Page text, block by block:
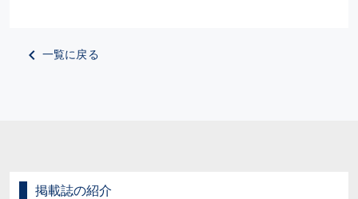
一覧に戻る
掲載誌の紹介